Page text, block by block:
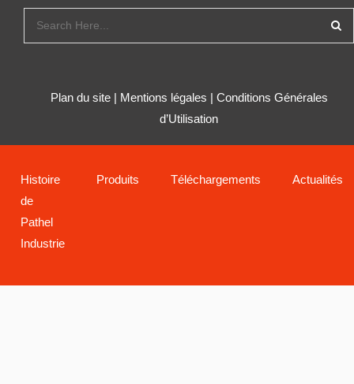
Plan du site| Mentions légales | Conditions Générales
d’Utilisation
Histoire
de
Pathel
Industrie
Produits Téléchargements Actualités